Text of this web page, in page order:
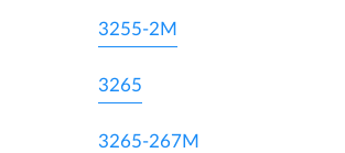
3255-2M
3265
3265-267M